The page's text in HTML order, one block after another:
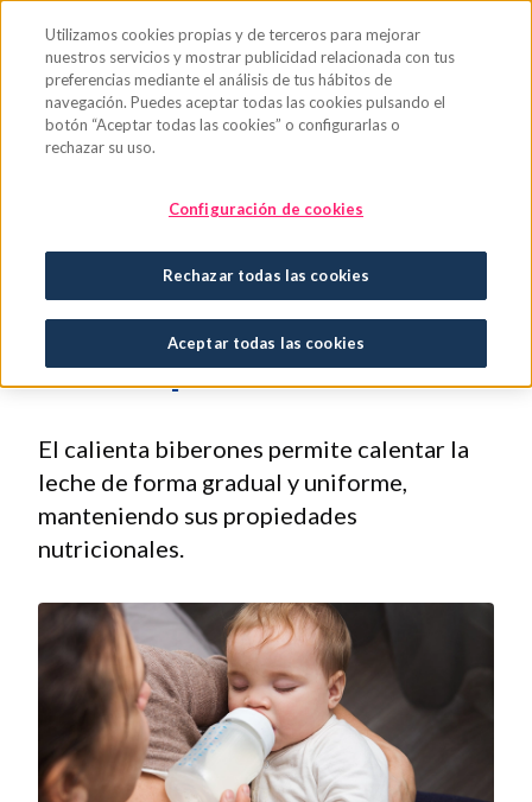
Consejos para
calentar el biberón
de forma segura y a
la temperatura ideal
El calienta biberones permite calentar la
leche de forma gradual y uniforme,
manteniendo sus propiedades
nutricionales.
Utilizamos cookies propias y de terceros para mejorar
nuestros servicios y mostrar publicidad relacionada con tus
preferencias mediante el análisis de tus hábitos de
navegación. Puedes aceptar todas las cookies pulsando el
botón “Aceptar todas las cookies” o configurarlas o
rechazar su uso.
Configuración de cookies
Rechazar todas las cookies
Aceptar todas las cookies